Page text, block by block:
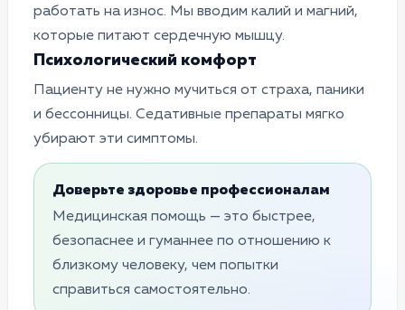
работать на износ. Мы вводим калий и магний,
которые питают сердечную мышцу.
Психологический комфорт
Пациенту не нужно мучиться от страха, паники
и бессонницы. Седативные препараты мягко
убирают эти симптомы.
Доверьте здоровье профессионалам
Медицинская помощь — это быстрее,
безопаснее и гуманнее по отношению к
близкому человеку, чем попытки
справиться самостоятельно.